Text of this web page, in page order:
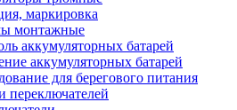
маркировка
монтажные
аккумуляторных батарей
аккумуляторных батарей
для берегового питания
переключателей